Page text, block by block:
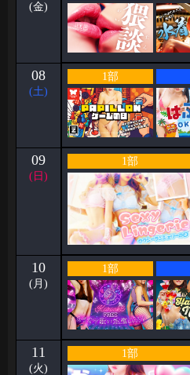
(金)
08
(土)
1部
09
(日)
1部
10
(月)
1部
11
(火)
1部